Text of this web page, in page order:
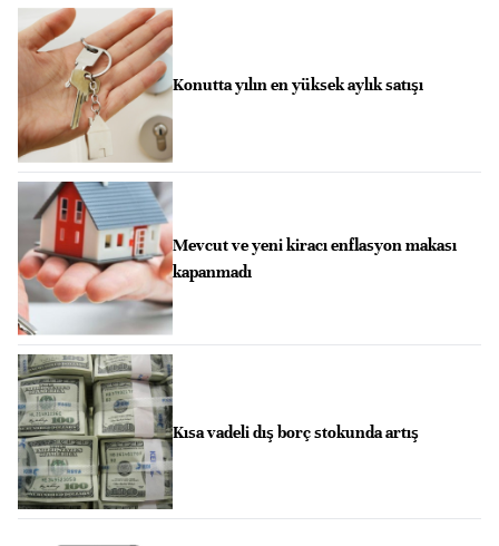
Konutta yılın en yüksek aylık satışı
Mevcut ve yeni kiracı enflasyon makası
kapanmadı
Kısa vadeli dış borç stokunda artış